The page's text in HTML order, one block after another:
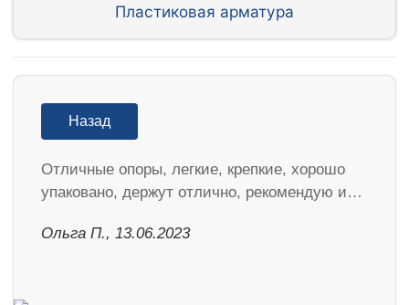
Пластиковая арматура
Назад
Отличные опоры, легкие, крепкие, хорошо
упаковано, держут отлично, рекомендую и…
Ольга П., 13.06.2023